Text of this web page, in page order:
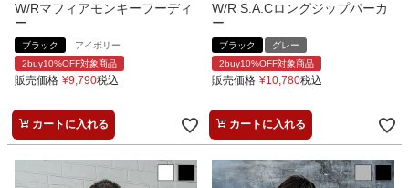
W/Rマフィアモンキーフーディ
ー
ブラック
アイボリー
2buy10%OFF対象商品
販売価格 ¥9,790税込
カートに入れる
W/R S.A.Cロングジップパーカ
ー
ブラック
グレー
2buy10%OFF対象商品
販売価格 ¥10,780税込
カートに入れる